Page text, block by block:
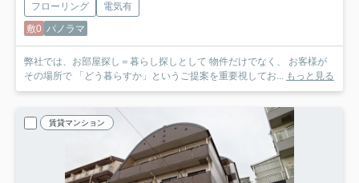
フローリング
電気有
敷0 パノラマ
弊社では、お部屋探し＝暮らし探しとして 物件だけでなく、 お客様が
その場所で 「どう暮らすか」というご提案を重要視してお... もっと見る
賃貸マンション